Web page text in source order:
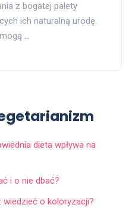
z bogatej palety
ich naturalną urodę.
…
dieta wpływa na
i o nie dbać?
o koloryzacji?